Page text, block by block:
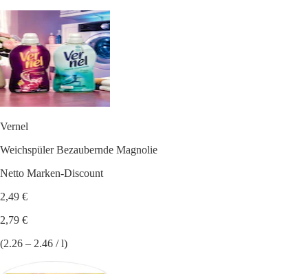
Vernel
Weichspüler Bezaubernde Magnolie
Netto Marken-Discount
2,49 €
2,79 €
(2.26 – 2.46 / l)